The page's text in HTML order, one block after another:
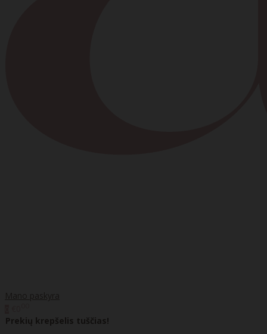
Mano paskyra
Prekių krepšelis tuščias!